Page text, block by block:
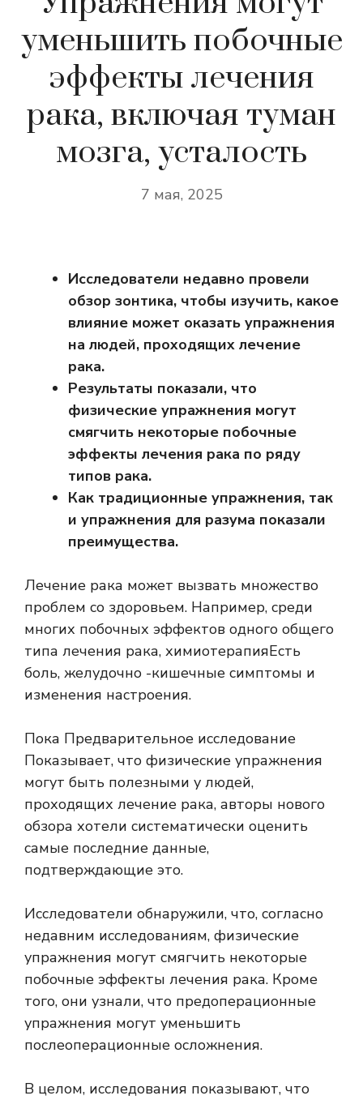
уменьшить побочные
эффекты лечения
рака, включая туман
мозга, усталость
7 мая, 2025
Исследователи недавно провели
обзор зонтика, чтобы изучить, какое
влияние может оказать упражнения
на людей, проходящих лечение
рака.
Результаты показали, что
физические упражнения могут
смягчить некоторые побочные
эффекты лечения рака по ряду
типов рака.
Как традиционные упражнения, так
и упражнения для разума показали
преимущества.
Лечение рака может вызвать множество
проблем со здоровьем. Например, среди
многих побочных эффектов одного общего
типа лечения рака, химиотерапияЕсть
боль, желудочно -кишечные симптомы и
изменения настроения.
Пока Предварительное исследование
Показывает, что физические упражнения
могут быть полезными у людей,
проходящих лечение рака, авторы нового
обзора хотели систематически оценить
самые последние данные,
подтверждающие это.
Исследователи обнаружили, что, согласно
недавним исследованиям, физические
упражнения могут смягчить некоторые
побочные эффекты лечения рака. Кроме
того, они узнали, что предоперационные
упражнения могут уменьшить
послеоперационные осложнения.
В целом, исследования показывают, что